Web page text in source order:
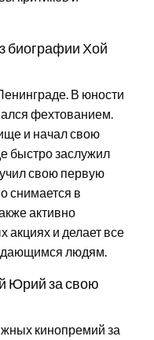
биографии Хой
В юности
фехтованием.
и начал свою
быстро заслужил
свою первую
снимается в
активно
акциях и делает все
людям.
Юрий за свою
кинопремий за